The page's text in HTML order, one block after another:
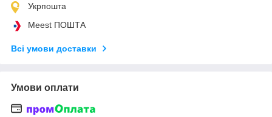
Укрпошта
Meest ПОШТА
Всі умови доставки
Умови оплати